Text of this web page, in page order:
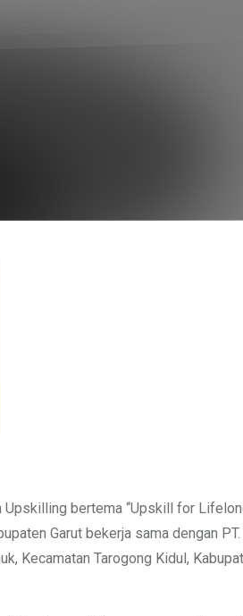
Upskilling bertema “Upskill for
Garut bekerja sama dengan
Kecamatan Tarogong Kidul,